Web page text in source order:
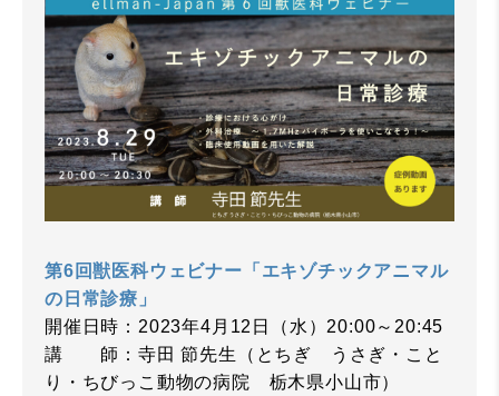
第6回獣医科ウェビナー「エキゾチックアニマル
の日常診療」
開催日時：2023年4月12日（水）20:00～20:45
講 師：寺田 節先生（とちぎ うさぎ・こと
り・ちびっこ動物の病院 栃木県小山市）